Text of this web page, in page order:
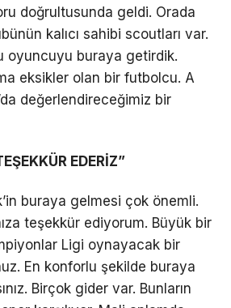
doğrultusunda geldi. Orada
kalıcı sahibi scoutları var.
oyuncuyu buraya getirdik.
eksikler olan bir futbolcu. A
değerlendireceğimiz bir
EDERİZ”
buraya gelmesi çok önemli.
teşekkür ediyorum. Büyük bir
Ligi oynayacak bir
En konforlu şekilde buraya
Birçok gider var. Bunların